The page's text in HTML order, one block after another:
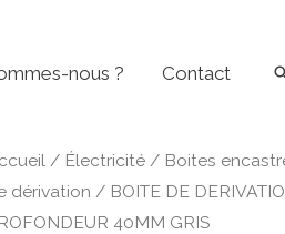
nous ? Contact
/ Électricité / Boites
dérivation / BOITE DE
40MM GRIS